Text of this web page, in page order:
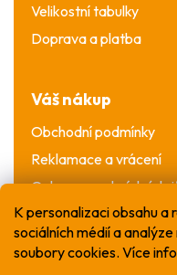
K personalizaci obsahu a
sociálních médií a
soubory cookies. Více
Velikostní tabulky
Doprava a platba
Váš nákup
Obchodní podmínky
Reklamace a vrácení
Ochrana osobních